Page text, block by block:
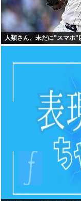
人類さん、未だに"スマホ"